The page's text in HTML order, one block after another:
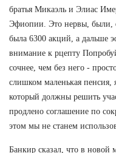
братья Микаэль и Элиас
Эфиопии. Это нервы, были,
была 6300 акций, а дальше
внимание к рцепту
сочнее, чем без него -
слишком маленькая пенсия,
который должны решить
продлено соглашение по
этом мы не станем
Банкир сказал, что в новой